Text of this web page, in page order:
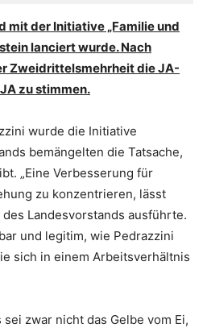
mit der Initiative „Familie und
lanciert wurde. Nach
Zweidrittelsmehrheit die JA-
zu stimmen.
wurde die Initiative
bemängelten die Tatsache,
„Eine Verbesserung für
zu konzentrieren, lässt
Landesvorstands ausführte.
und legitim, wie Pedrazzini
sich in einem Arbeitsverhältnis
zwar nicht das Gelbe vom Ei,